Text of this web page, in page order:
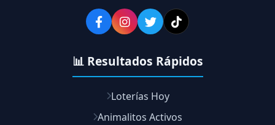
📊 Resultados Rápidos
Loterías Hoy
Animalitos Activos